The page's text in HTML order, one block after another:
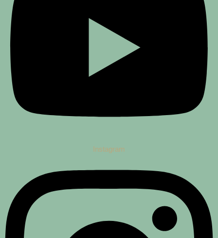
Instagram